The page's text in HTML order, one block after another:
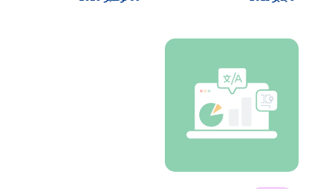
وكالة ترجمة محترفة.
البيانية، نرى البيانات